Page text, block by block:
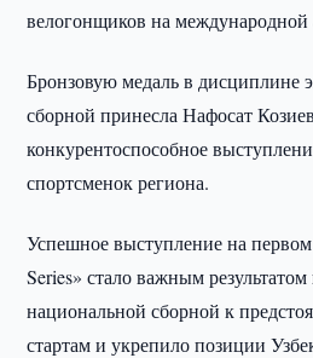
велогонщиков на международной
Бронзовую медаль в дисциплине
сборной принесла Нафосат
конкурентоспособное
спортсменок региона.
Успешное выступление на
Series» стало важным
национальной сборной к
стартам и укрепило позиции